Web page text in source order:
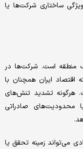
ساختاری شرکت‌ها یا
منطقه است. شرکت‌ها در
اقتصاد ایران همچنان با
هرگونه تشدید تنش‌های
محدودیت‌های صادراتی
می‌تواند زمینه تحقق یا